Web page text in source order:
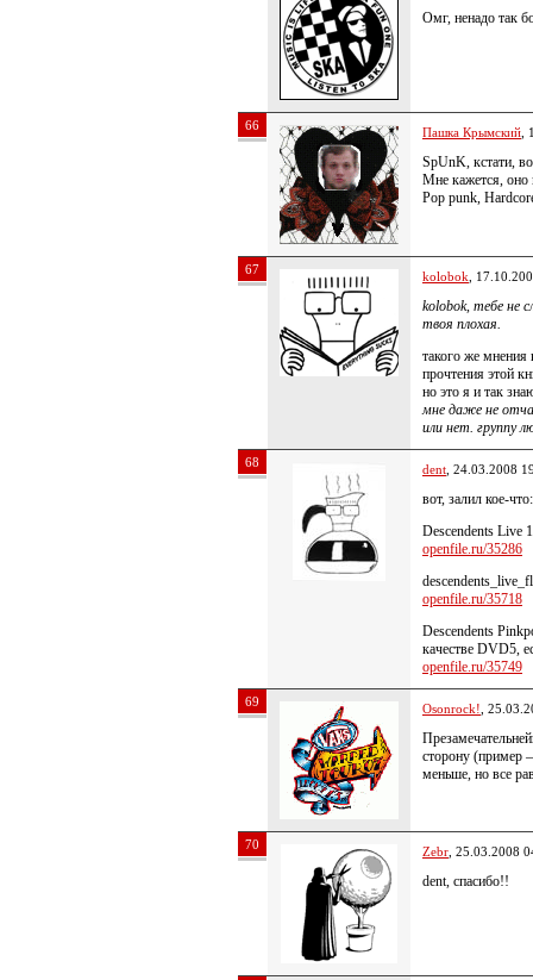
Омг, ненадо так
66 Пашка Крымский
SpUnK, кстати,
Мне кажется, оно
Pop punk,
67 kolobok ,
kolobok, тебе не
твоя плохая.
такого же мнения
прочтения этой
но это я и так
мне даже не
или нет. группу
68 dent , 24.03.2008
вот, залил кое-что:
Descendents Live
openfile.ru/35286
openfile.ru/35718
Descendents
качестве DVD5,
openfile.ru/35749
69 Osonrock! ,
сторону (пример
меньше, но все
70 Zebr , 25.03.2008
dent, спасибо!!